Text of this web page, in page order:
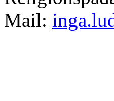
Mail: